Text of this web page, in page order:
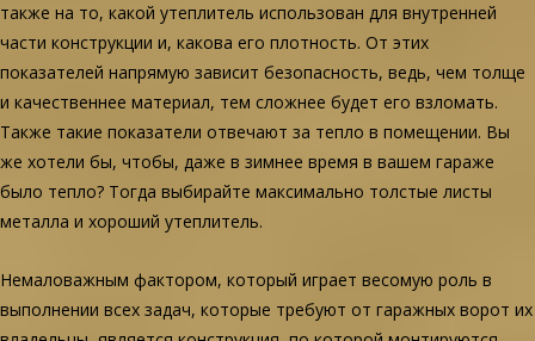
также на то, какой утеплитель использован для внутренней
части конструкции и, какова его плотность. От этих
показателей напрямую зависит безопасность, ведь, чем толще
и качественнее материал, тем сложнее будет его взломать.
Также такие показатели отвечают за тепло в помещении. Вы
же хотели бы, чтобы, даже в зимнее время в вашем гараже
было тепло? Тогда выбирайте максимально толстые листы
металла и хороший утеплитель.
Немаловажным фактором, который играет весомую роль в
выполнении всех задач, которые требуют от гаражных ворот их